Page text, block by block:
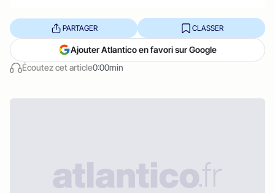
Écoutez cet article0:00min
PARTAGER CLASSER
Ajouter Atlantico en favori sur Google